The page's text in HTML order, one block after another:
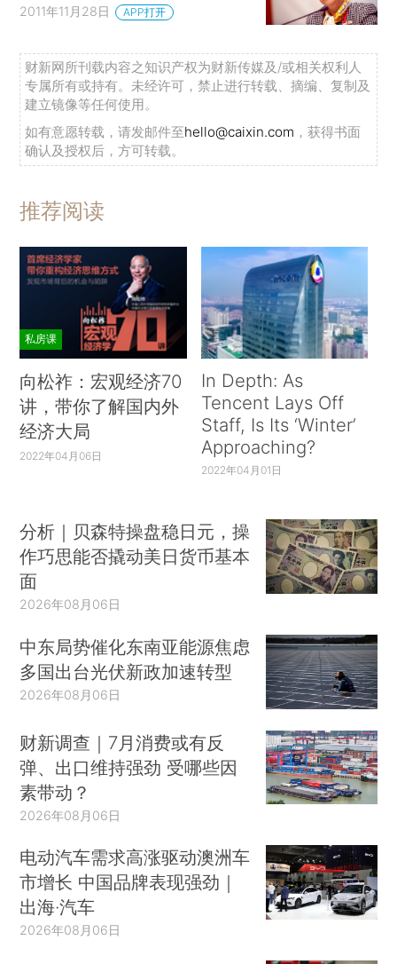
2011年11月28日 APP打开
财新网所刊载内容之知识产权为财新传媒及/或相关权利人
专属所有或持有。未经许可，禁止进行转载、摘编、复制及
建立镜像等任何使用。
如有意愿转载，请发邮件至hello@caixin.com ，获得书面
确认及授权后，方可转载。
推荐阅读
私房课
向松祚：宏观经济70
讲，带你了解国内外
经济大局
2022年04月06日
In Depth: As
Tencent Lays Off
Staff, Is Its ‘Winter’
Approaching?
2022年04月01日
分析｜贝森特操盘稳日元，操
作巧思能否撬动美日货币基本
面
2026年08月06日
中东局势催化东南亚能源焦虑
多国出台光伏新政加速转型
2026年08月06日
财新调查｜7月消费或有反
弹、出口维持强劲 受哪些因
素带动？
2026年08月06日
电动汽车需求高涨驱动澳洲车
市增长 中国品牌表现强劲｜
出海·汽车
2026年08月06日